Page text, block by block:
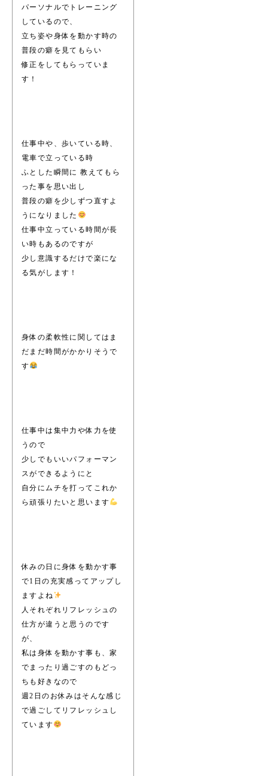
パーソナルでトレーニング
しているので、
立ち姿や身体を動かす時の
普段の癖を見てもらい
修正をしてもらっていま
す！
仕事中や、歩いている時、
電車で立っている時
ふとした瞬間に 教えてもら
った事を思い出し
普段の癖を少しずつ直すよ
うになりました
仕事中立っている時間が長
い時もあるのですが
少し意識するだけで楽にな
る気がします！
身体の柔軟性に関してはま
だまだ時間がかかりそうで
す
仕事中は集中力や体力を使
うので
少しでもいいパフォーマン
スができるようにと
自分にムチを打ってこれか
ら頑張りたいと思います
休みの日に身体を動かす事
で1日の充実感ってアップし
ますよね
人それぞれリフレッシュの
仕方が違うと思うのです
が、
私は身体を動かす事も、家
でまったり過ごすのもどっ
ちも好きなので
週2日のお休みはそんな感じ
で過ごしてリフレッシュし
ています